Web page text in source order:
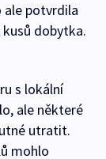
ale potvrdila
dobytka.
s lokální
ale některé
utratit.
mohlo